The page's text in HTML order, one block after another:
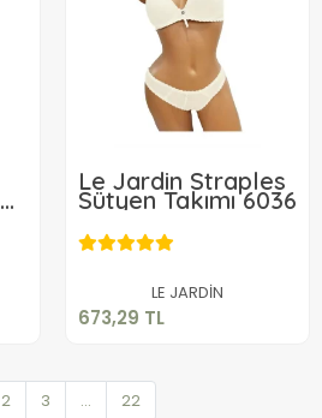
Le Jardin Straples
Sütyen Takımı 6036
LE JARDİN
673,29 TL
673,29 TL
Sepete Ekle
2 3 ... 22